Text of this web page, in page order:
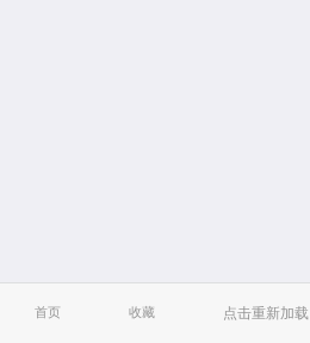
首页 收藏 点击重新加载